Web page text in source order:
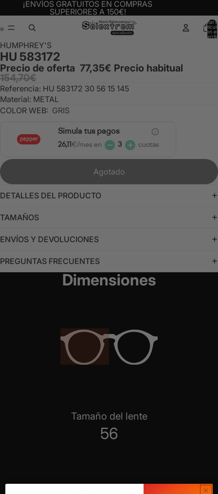
¡ENVÍOS GRATUITOS EN COMPRAS
SUPERIORES A 150€!
Total
en el
Abrir
imagen
a
pantalla
completa
Abrir
imagen
a
pantalla
completa
HUMPHREY'S
HU 583172
Precio de oferta 77,35€ Precio habitual
154,70€
Referencia: HU 583172 30 56 15 145
Material: METAL
COLOR WEB: GRIS
Simula tus pagos
26,11€/mes en 3 cuotas
Agotado
DETALLES DEL PRODUCTO
TAMAÑOS
ENVÍOS Y DEVOLUCIONES
PREGUNTAS FRECUENTES
Dimensiones
Tamaño del lente
56